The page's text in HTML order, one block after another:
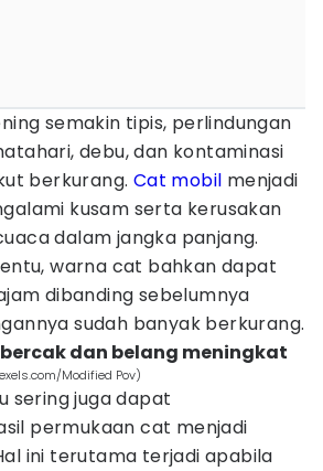
semakin tipis, perlindungan
debu, dan kontaminasi
berkurang. Cat mobil menjadi
kusam serta kerusakan
dalam jangka panjang.
warna cat bahkan dapat
dibanding sebelumnya
sudah banyak berkurang.
bercak dan belang meningkat
Modified Pov)
sering juga dapat
permukaan cat menjadi
ini terutama terjadi apabila